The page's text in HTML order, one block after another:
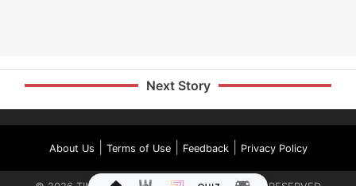
Next Story
About Us Terms of Use| Feedback| Privacy Policy